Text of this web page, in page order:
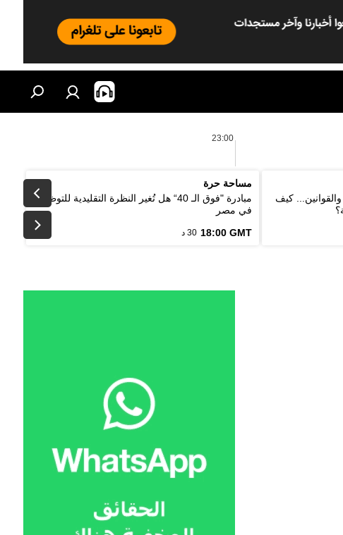
23:00
كيف
مساحة حرة
مبادرة "فوق الـ 40“ هل تُغير النظرة التقليدية للتوظيف
في مصر
18:00 GMT 30 د